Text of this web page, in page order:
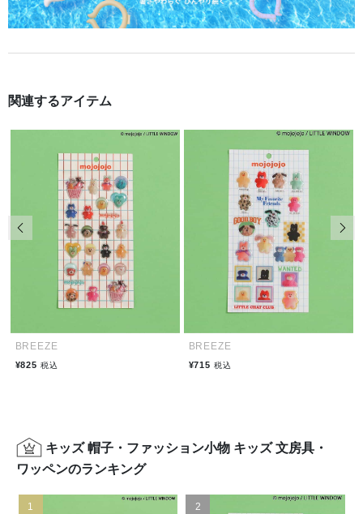
関連するアイテム
BREEZE
¥825税込
BREEZE
¥715税込
前の画像 次
キッズ 帽子・ファッション小物 キッズ 文房具・
ワッペンのランキング
1 2